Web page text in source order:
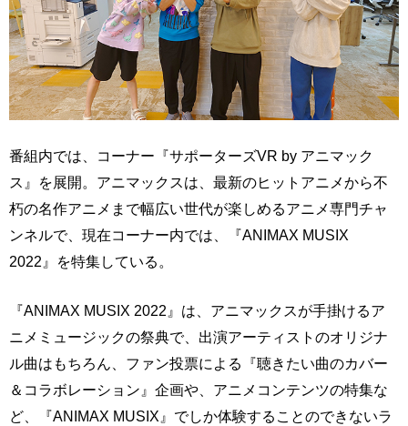
番組内では、コーナー『サポーターズVR by アニマック
ス』を展開。アニマックスは、最新のヒットアニメから不
朽の名作アニメまで幅広い世代が楽しめるアニメ専門チャ
ンネルで、現在コーナー内では、『ANIMAX MUSIX
2022』を特集している。
『ANIMAX MUSIX 2022』は、アニマックスが手掛けるア
ニメミュージックの祭典で、出演アーティストのオリジナ
ル曲はもちろん、ファン投票による『聴きたい曲のカバー
＆コラボレーション』企画や、アニメコンテンツの特集な
ど、『ANIMAX MUSIX』でしか体験することのできないラ